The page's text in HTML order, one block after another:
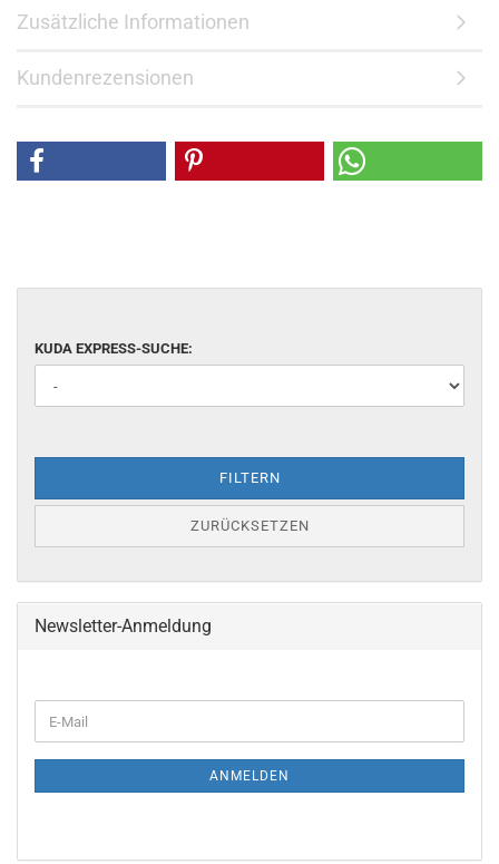
Zusätzliche Informationen
Kundenrezensionen
KUDA EXPRESS-SUCHE:
FILTERN
ZURÜCKSETZEN
Newsletter-Anmeldung
ANMELDEN